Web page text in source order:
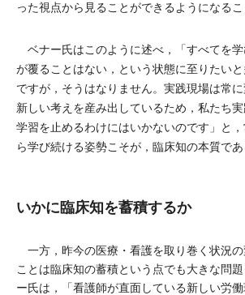
った視点から見ることができるようになるこ
ベナー氏はこのように述べ，「すべてを学
が覆ることはない，という状態に至りたい
ですが，そうはなりません。実践現場は常
新しい考えを産み出しているため，私たち
学習を止めるわけにはいかないのです」と
ら学び続ける姿勢こそが，臨床知の本質であ
いかに臨床知を蓄積するか
一方，昨今の医療・看護を取り巻く状況
ことは臨床知の蓄積という点でも大きな問
ー氏は，「看護師が直面している新しい労